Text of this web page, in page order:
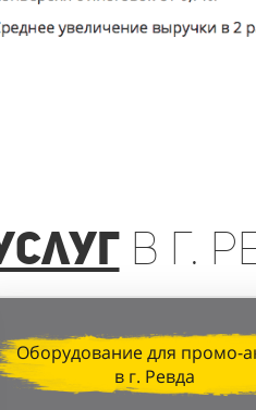
в г.
Оборудование для промо-
в г. Ревда